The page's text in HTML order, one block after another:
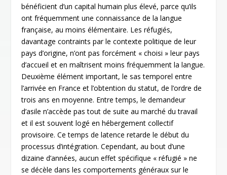
bénéficient d’un capital humain plus élevé, parce qu’ils
ont fréquemment une connaissance de la langue
française, au moins élémentaire. Les réfugiés,
davantage contraints par le contexte politique de leur
pays d’origine, n’ont pas forcément « choisi » leur pays
d’accueil et en maîtrisent moins fréquemment la langue.
Deuxième élément important, le sas temporel entre
l’arrivée en France et l’obtention du statut, de l’ordre de
trois ans en moyenne. Entre temps, le demandeur
d’asile n’accède pas tout de suite au marché du travail
et il est souvent logé en hébergement collectif
provisoire. Ce temps de latence retarde le début du
processus d’intégration. Cependant, au bout d’une
dizaine d’années, aucun effet spécifique « réfugié » ne
se décèle dans les comportements généraux sur le